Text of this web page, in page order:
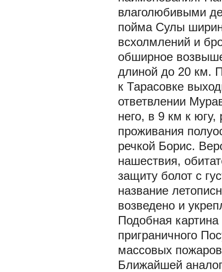
влаголюбивыми
пойма Сулы
всхолмлений и
обширное
длиной до 20 км.
к Тарасовке
ответвлении
него, в 9 км к
проживания
речкой Борис.
нашествия,
защиту болот с
название
возведено и
Подобная
приграничного
массовых
Ближайшей